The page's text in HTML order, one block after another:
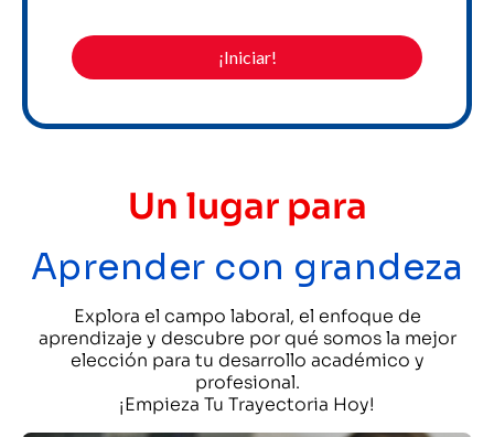
Un lugar para
Aprender con grandeza
Explora el campo laboral, el enfoque de
aprendizaje y descubre por qué somos la mejor
elección para tu desarrollo académico y
profesional.
¡Empieza Tu Trayectoria Hoy!